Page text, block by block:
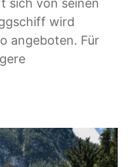
sich von seinen
wird
angeboten. Für